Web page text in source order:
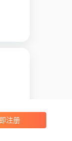
注册